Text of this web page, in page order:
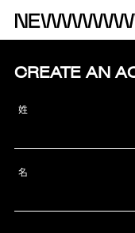
CREATE AN
姓
名